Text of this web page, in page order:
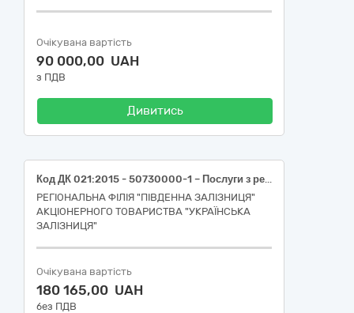
Очікувана вартість
90 000,00 UAH
з ПДВ
Дивитись
Код ДК 021:2015 - 50730000-1 – Послуги з ремонту і технічного обслуговування охолоджувальних установок – (Лот №1 Послуги з технічного обслуговування кондиціонерів – Лот №2 Послуги з технічного обслуговування повітряних завіс)
РЕГІОНАЛЬНА ФІЛІЯ "ПІВДЕННА ЗАЛІЗНИЦЯ"
АКЦІОНЕРНОГО ТОВАРИСТВА "УКРАЇНСЬКА
ЗАЛІЗНИЦЯ"
Очікувана вартість
180 165,00 UAH
без ПДВ